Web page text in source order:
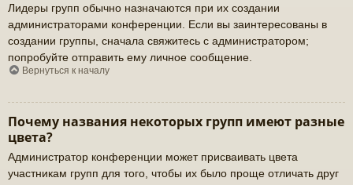
Лидеры групп обычно назначаются при их создании
администраторами конференции. Если вы заинтересованы в
создании группы, сначала свяжитесь с администратором;
попробуйте отправить ему личное сообщение.
Вернуться к началу
Почему названия некоторых групп имеют разные
цвета?
Администратор конференции может присваивать цвета
участникам групп для того, чтобы их было проще отличать друг